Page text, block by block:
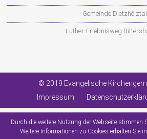
Gemeinde Dietzhölztal
Luther-Erlebnisweg
Durch die weitere Nutzung der Webseite stimmen
Weitere Informationen zu Cookies erhalten Sie
© 2019 Evangelische
Impressum